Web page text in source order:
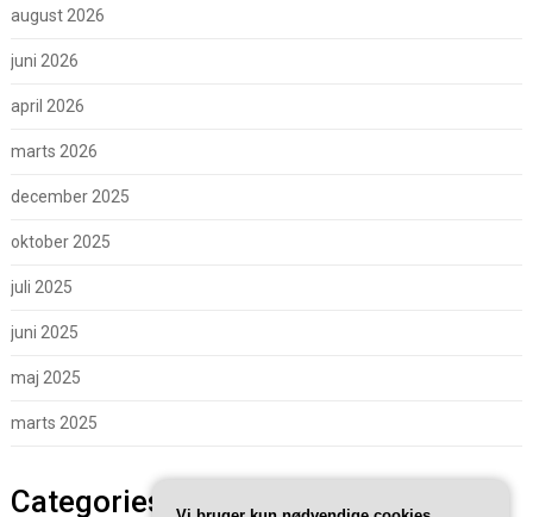
august 2026
juni 2026
april 2026
marts 2026
december 2025
oktober 2025
juli 2025
juni 2025
maj 2025
marts 2025
Categories